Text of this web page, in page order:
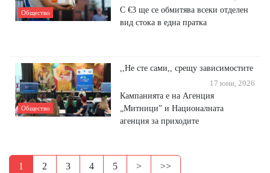
Общество
С €3 ще се обмитява всеки отделен
вид стока в една пратка
Общество
,,Не сте сами,, срещу зависимостите
17 юни, 2026
Кампанията е на Агенция
„Митници” и Националната
агенция за приходите
1 2 3 4 5 > >>